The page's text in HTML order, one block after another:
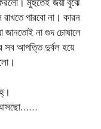
পারবো না। কারন
জানতোই না গুদ চোষালে
আপত্তি দুর্বল হয়ে
আসছো……